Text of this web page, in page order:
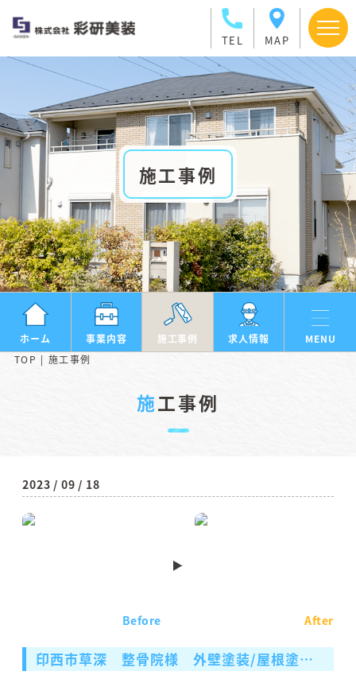
TEL MAP
施工事例
ホーム 事業内容 施工事例 求人情報
MENU
TOP
施工事例
施工事例
2023 / 09 / 18
Before After
印西市草深 整骨院様 外壁塗装/屋根塗装/シーリング工事